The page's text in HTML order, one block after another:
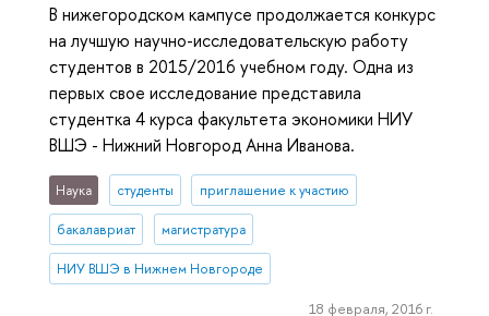
В нижегородском кампусе продолжается конкурс
на лучшую научно-исследовательскую работу
студентов в 2015/2016 учебном году. Одна из
первых свое исследование представила
студентка 4 курса факультета экономики НИУ
ВШЭ - Нижний Новгород Анна Иванова.
Наука студенты приглашение к участию
бакалавриат магистратура
НИУ ВШЭ в Нижнем Новгороде
18 февраля, 2016 г.